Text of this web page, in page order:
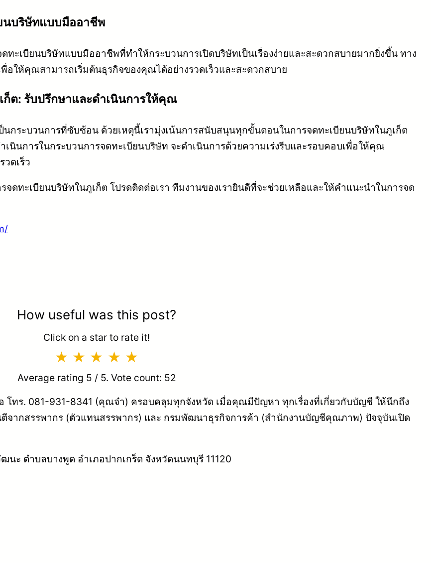
นบริษัทแบบมืออาชีพ
ทะเบียนบริษัทแบบมืออาชีพที่ทำให้กระบวนการเปิดบริษัทเป็นเรื่องง่ายและสะดวกสบายมากยิ่งขึ้น ทาง
อให้คุณสามารถเริ่มต้นธุรกิจของคุณได้อย่างรวดเร็วและสะดวกสบาย
ต: รับปรึกษาและดำเนินการให้คุณ
นกระบวนการที่ซับซ้อน ด้วยเหตุนี้เรามุ่งเน้นการสนับสนุนทุกขั้นตอนในการจดทะเบียนบริษัทในภูเก็ต
นินการในกระบวนการจดทะเบียนบริษัท จะดำเนินการด้วยความเร่งรีบและรอบคอบเพื่อให้คุณ
ดเร็ว
ดทะเบียนบริษัทในภูเก็ต โปรดติดต่อเรา ทีมงานของเรายินดีที่จะช่วยเหลือและให้คำแนะนำในการจด
How useful was this post?
Click on a star to rate it!
Average rating 5 / 5. Vote count: 52
โทร. 081-931-8341 (คุณจ๋า) ครอบคลุมทุกจังหวัด เมื่อคุณมีปัญหา ทุกเรื่องที่เกี่ยวกับบัญชี ให้นึกถึง
ตีจากสรรพากร (ตัวแทนสรรพากร) และ กรมพัฒนาธุรกิจการค้า (สำนักงานบัญชีคุณภาพ) ปัจจุบันเปิด
ะ ตำบลบางพูด อำเภอปากเกร็ด จังหวัดนนทบุรี 11120